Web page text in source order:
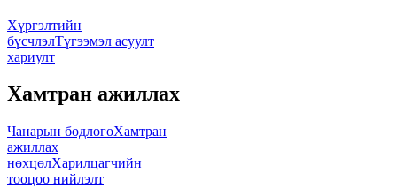
Хүргэлтийн
бүсчлэлТүгээмэл асуулт
хариулт
Хамтран ажиллах
Чанарын бодлогоХамтран
ажиллах
нөхцөлХарилцагчийн
тооцоо нийлэлт